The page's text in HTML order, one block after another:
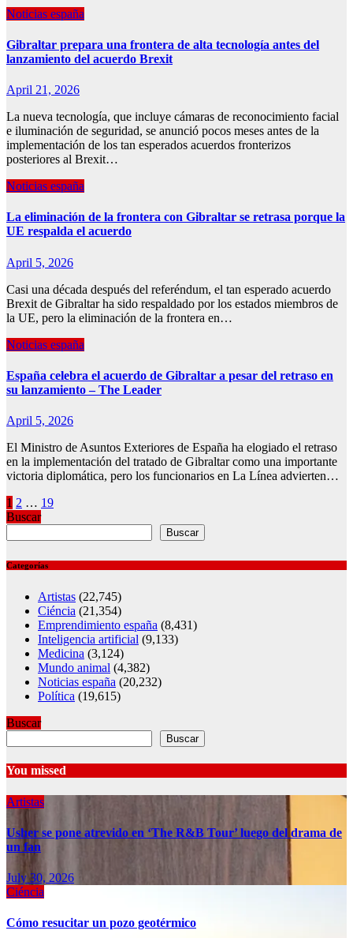
Noticias españa
Gibraltar prepara una frontera de alta tecnología antes del
lanzamiento del acuerdo Brexit
April 21, 2026
La nueva tecnología, que incluye cámaras de reconocimiento facial
e iluminación de seguridad, se anunció pocos meses antes de la
implementación de los tan esperados acuerdos fronterizos
posteriores al Brexit…
Noticias españa
La eliminación de la frontera con Gibraltar se retrasa porque la
UE respalda el acuerdo
April 5, 2026
Casi una década después del referéndum, el tan esperado acuerdo
Brexit de Gibraltar ha sido respaldado por los estados miembros de
la UE, pero la eliminación de la frontera en…
Noticias españa
España celebra el acuerdo de Gibraltar a pesar del retraso en
su lanzamiento – The Leader
April 5, 2026
El Ministro de Asuntos Exteriores de España ha elogiado el retraso
en la implementación del tratado de Gibraltar como una importante
victoria diplomática, pero los funcionarios en La Línea advierten…
Posts
pagination
1 2 … 19
Buscar
Buscar
Categorías
Artistas (22,745)
Ciéncia (21,354)
Emprendimiento españa (8,431)
Inteligencia artificial (9,133)
Medicina (3,124)
Mundo animal (4,382)
Noticias españa (20,232)
Política (19,615)
Buscar
Buscar
You missed
Artistas
Usher se pone atrevido en ‘The R&B Tour’ luego del drama de
un fan
July 30, 2026
Ciéncia
Cómo resucitar un pozo geotérmico